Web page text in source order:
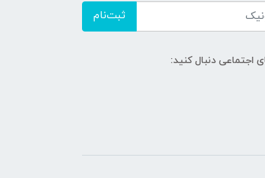
ثبت‌نام
اجتماعی دنبال کنید: